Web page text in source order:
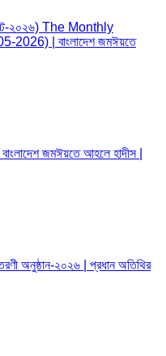
২০২৬) The Monthly
| বাংলাদেশ জমঈয়তে
জমঈয়তে আহলে হাদীস |
অনুষ্ঠান-২০২৬ | প্রধান অতিথির